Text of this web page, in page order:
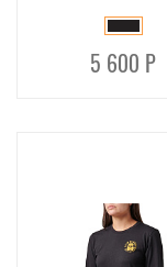
5 600 Р